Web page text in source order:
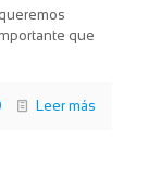
que
Leer más